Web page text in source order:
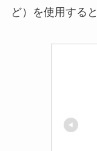
ど）を使用する